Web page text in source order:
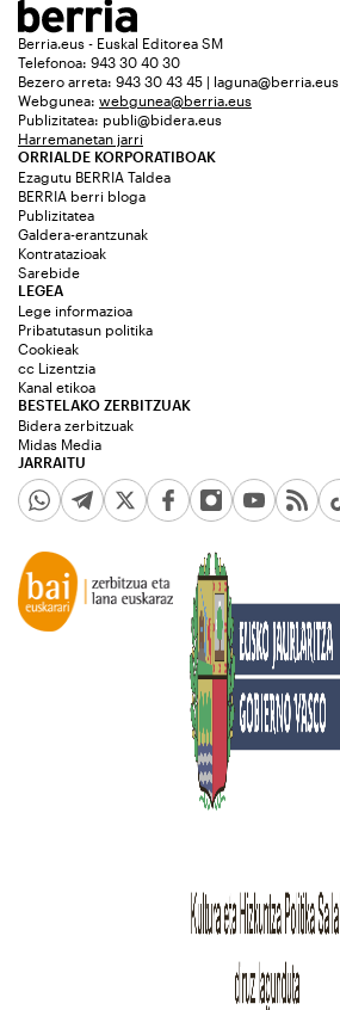
Berria.eus - Euskal Editorea SM
Telefonoa: 943 30 40 30
Bezero arreta: 943 30 43 45 | laguna@berria.eus
Webgunea: webgunea@berria.eus
Publizitatea: publi@bidera.eus
Harremanetan jarri
ORRIALDE KORPORATIBOAK
Ezagutu BERRIA Taldea
BERRIA berri bloga
Publizitatea
Galdera-erantzunak
Kontratazioak
Sarebide
JARRAITU
LEGEA
Lege informazioa
Pribatutasun politika
Cookieak
cc Lizentzia
Kanal etikoa
BESTELAKO ZERBITZUAK
Bidera zerbitzuak
Midas Media